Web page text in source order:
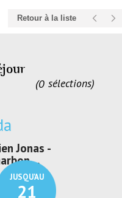
Retour à la liste
sélections
0
JUSQU'AU
21
Jonas -
...